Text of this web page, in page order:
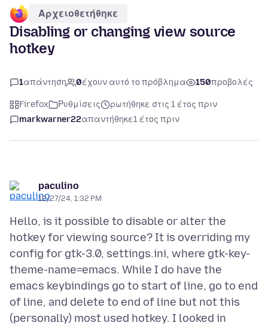
Αρχειοθετήθηκε
Disabling or changing view source
hotkey
1απάντηση 0έχουν αυτό το πρόβλημα 150προβολές
Firefox Ρυθμίσεις
ρωτήθηκε στις 1 έτος πριν
markwarner22απαντήθηκε1 έτος πριν
paculino
12/27/24, 1:32 PM
Hello, is it possible to disable or alter the
hotkey for viewing source? It is overriding my
config for gtk-3.0, settings.ini, where gtk-key-
theme-name=emacs. While I do have the
emacs keybindings go to start of line, go to end
of line, and delete to end of line but not this
(personally) most used hotkey. I looked in